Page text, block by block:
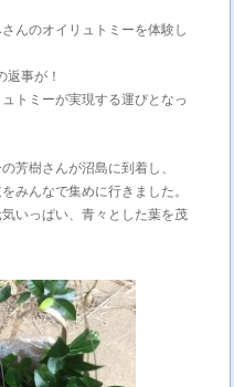
んのオイリュトミーを体験し
返事が！
トミーが実現する運びとなっ
芳樹さんが沼島に到着し、
みんなで集めに行きました。
いっぱい、青々とした葉を茂